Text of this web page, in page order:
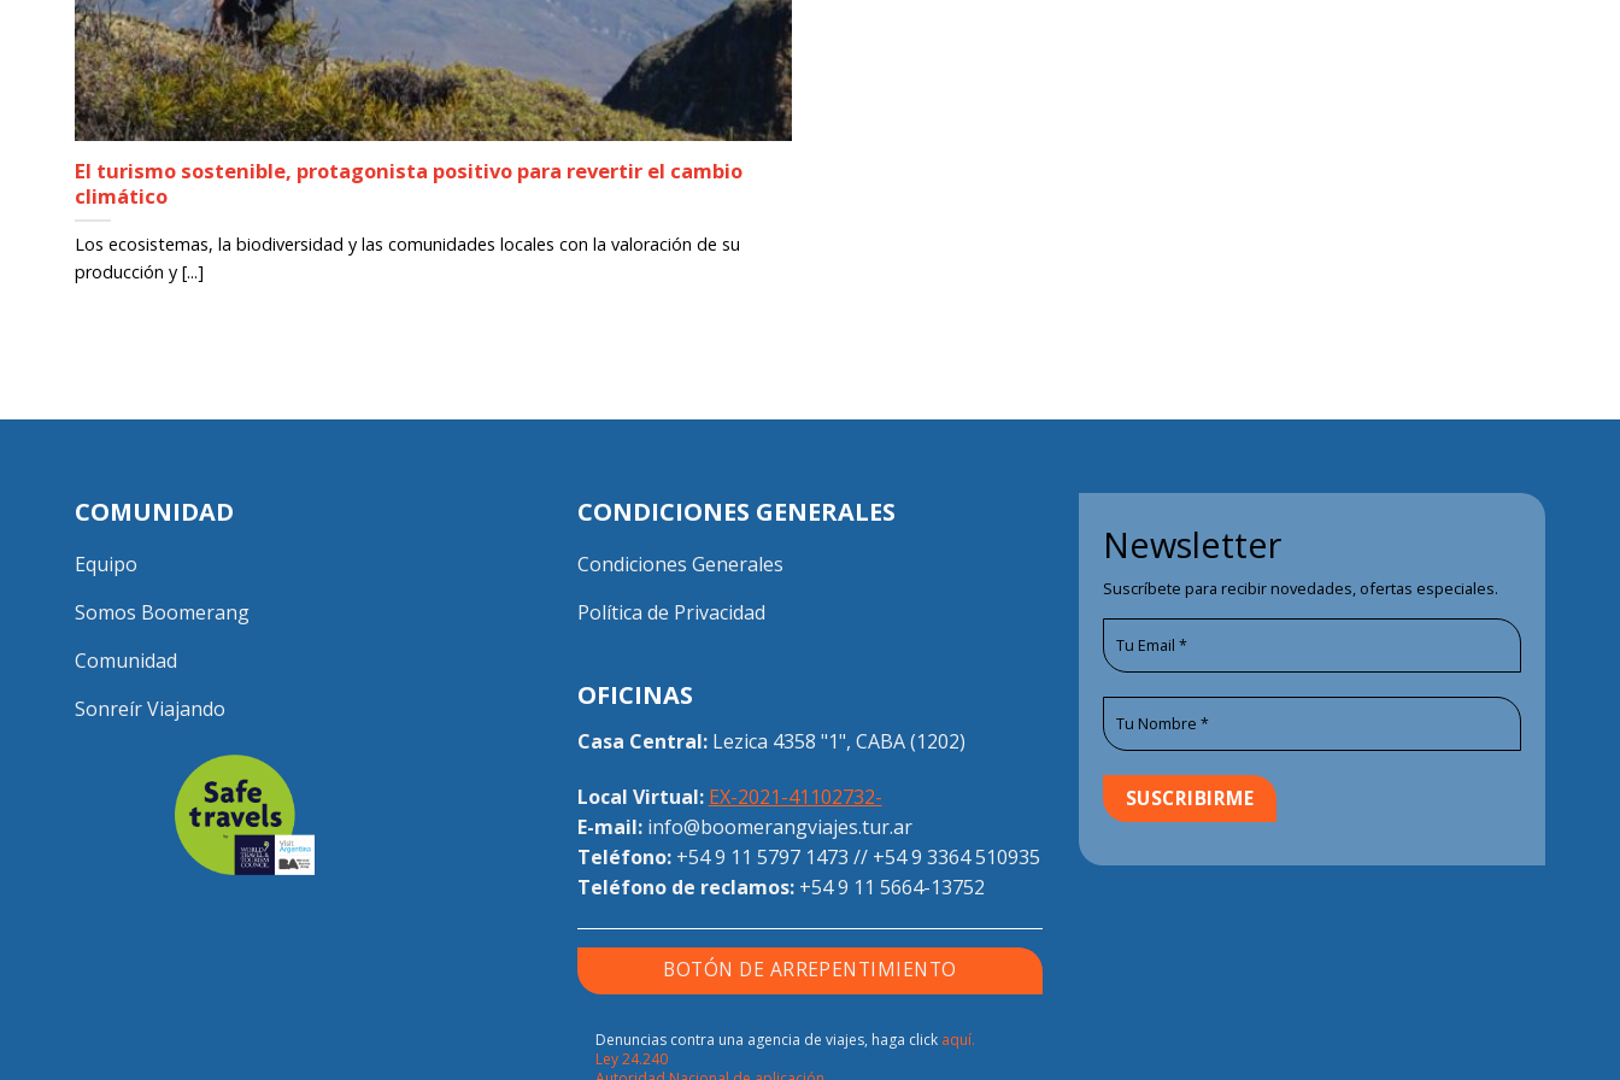
El turismo sostenible, protagonista positivo para revertir el cambio
climático
Los ecosistemas, la biodiversidad y las comunidades locales con la valoración de su
producción y [...]
COMUNIDAD
Equipo
Somos Boomerang
Comunidad
Sonreír Viajando
CONDICIONES GENERALES
Condiciones Generales
Política de Privacidad
OFICINAS
Casa Central:Lezica 4358 "1", CABA (1202)
Local Virtual: EX-2021-41102732-
E-mail:info@boomerangviajes.tur.ar
Teléfono: +54 9 11 5797 1473 // +54 9 3364 510935
Teléfono de reclamos: +54 9 11 5664-13752
BOTÓN DE ARREPENTIMIENTO
Denuncias contra una agencia de viajes, haga click aquí.
Ley 24.240
Newsletter
Suscríbete para recibir novedades, ofertas especiales.